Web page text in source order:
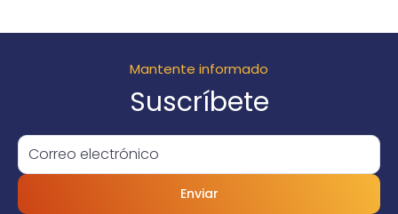
Mantente informado
Suscríbete
Enviar